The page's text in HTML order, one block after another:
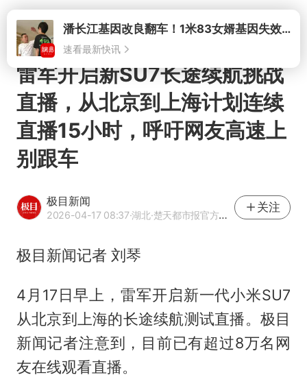
打开 潘长江基因改良翻车！1米83女婿基因失效，12岁外孙身高只到姥爷下巴
速看最新快讯
雷军开启新SU7长途续航挑战
直播，从北京到上海计划连续
直播15小时，呼吁网友高速上
别跟车
极目新闻
2026-04-17 08:37·湖北·楚天都市报官方网易号
关注
极目新闻记者 刘琴
4月17日早上，雷军开启新一代小米SU7
从北京到上海的长途续航测试直播。极目
新闻记者注意到，目前已有超过8万名网
友在线观看直播。